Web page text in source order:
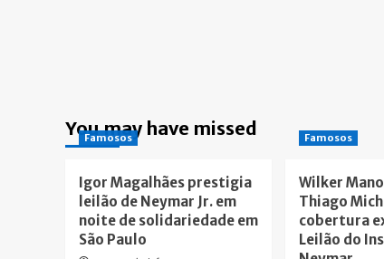
You may have missed
Famosos
Igor Magalhães prestigia
leilão de Neymar Jr. em
noite de solidariedade em
São Paulo
Famosos
Wilker
Thiago
cobertura
Leilão do